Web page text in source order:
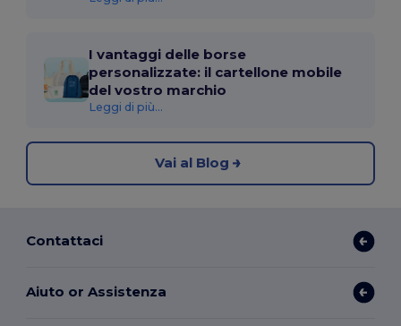
I vantaggi delle borse
personalizzate: il cartellone mobile
del vostro marchio
Leggi di più...
Vai al Blog
Contattaci
Aiuto or Assistenza